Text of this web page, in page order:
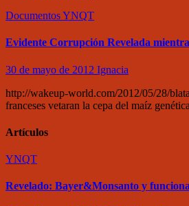
DocumentosYNQT
Evidente Corrupción Revelada
30 de mayo de 2012 Ignacia
http://wakeup-world.com/2012/05/28/
franceses vetaran la cepa del maíz
Artículos
YNQT
Revelado: Bayer&Monsanto y